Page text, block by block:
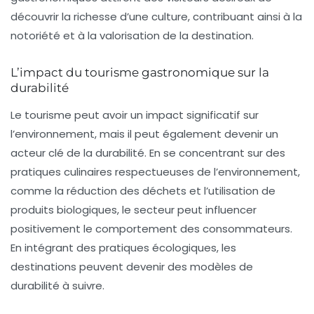
découvrir la richesse d’une culture, contribuant ainsi à la
notoriété et à la valorisation de la destination.
L’impact du tourisme gastronomique sur la
durabilité
Le tourisme peut avoir un impact significatif sur
l’environnement, mais il peut également devenir un
acteur clé de la durabilité. En se concentrant sur des
pratiques culinaires respectueuses de l’environnement,
comme la réduction des déchets et l’utilisation de
produits biologiques, le secteur peut influencer
positivement le comportement des consommateurs.
En intégrant des pratiques écologiques, les
destinations peuvent devenir des modèles de
durabilité à suivre.